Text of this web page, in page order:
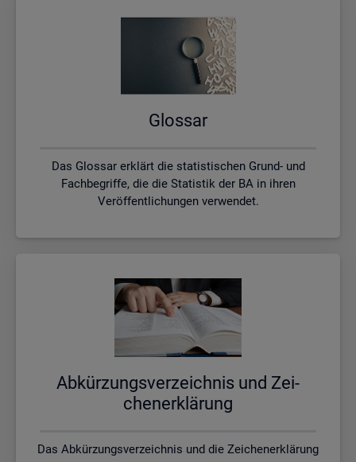
Glos­sar
Das Glossar erklärt die statistischen Grund- und
Fachbegriffe, die die Statistik der BA in ihren
Veröffentlichungen verwendet.
Ab­kür­zungs­ver­zeich­nis und Zei­
chen­er­klä­rung
Das Abkürzungsverzeichnis und die Zeichenerklärung